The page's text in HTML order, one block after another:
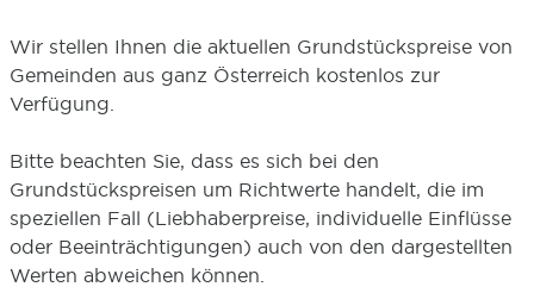
Wir stellen Ihnen die aktuellen Grundstückspreise von
Gemeinden aus ganz Österreich kostenlos zur
Verfügung.
Bitte beachten Sie, dass es sich bei den
Grundstückspreisen um Richtwerte handelt, die im
speziellen Fall (Liebhaberpreise, individuelle Einflüsse
oder Beeinträchtigungen) auch von den dargestellten
Werten abweichen können.